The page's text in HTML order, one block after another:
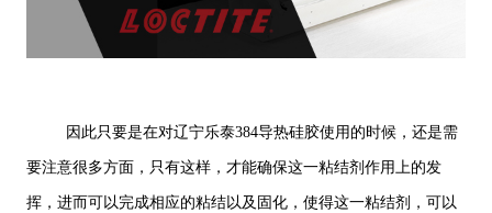
因此只要是在对辽宁乐泰384导热硅胶使用的时候，还是需
要注意很多方面，只有这样，才能确保这一粘结剂作用上的发
挥，进而可以完成相应的粘结以及固化，使得这一粘结剂，可以